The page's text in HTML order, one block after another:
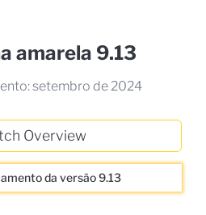
amarela 9.13
setembro de 2024
da versão 9.13